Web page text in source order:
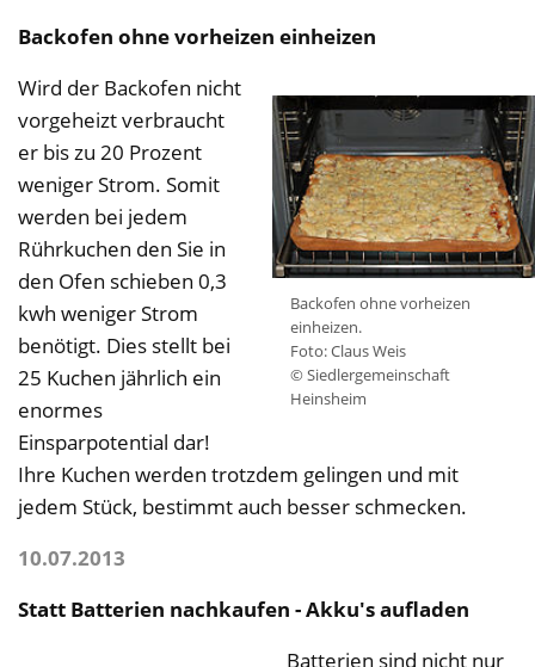
Backofen ohne vorheizen einheizen
Backofen ohne vorheizen
einheizen.
Foto: Claus Weis
© Siedlergemeinschaft
Heinsheim
Wird der Backofen nicht
vorgeheizt verbraucht
er bis zu 20 Prozent
weniger Strom. Somit
werden bei jedem
Rührkuchen den Sie in
den Ofen schieben 0,3
kwh weniger Strom
benötigt. Dies stellt bei
25 Kuchen jährlich ein
enormes
Einsparpotential dar!
Ihre Kuchen werden trotzdem gelingen und mit
jedem Stück, bestimmt auch besser schmecken.
10.07.2013
Statt Batterien nachkaufen - Akku's aufladen
Batterien sind nicht nur